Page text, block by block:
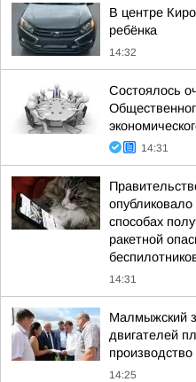
В центре
ребёнка
14:32
Состоялось
14:31
способах
ракетной
14:31
Малмыжский
двигателей
производство
14:25